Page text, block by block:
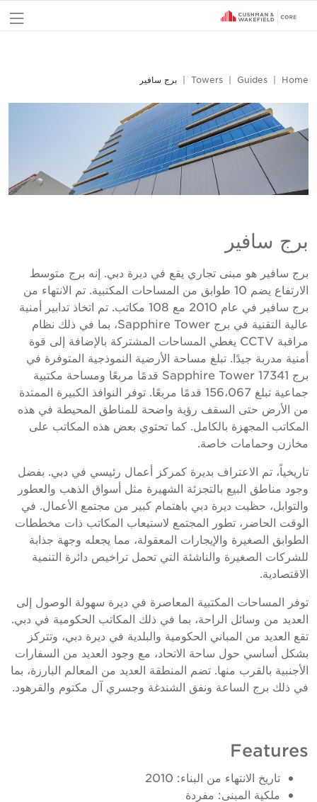
Home
Guides
Towers برج سافير
برج سافير
برج سافير هو مبنى تجاري يقع في ديرة دبي. إنه برج متوسط
الارتفاع يضم 10 طوابق من المساحات المكتبية. تم الانتهاء من
برج سافير في عام 2010 مع 108 مكاتب. تم اتخاذ تدابير أمنية
عالية التقنية في برج Sapphire Tower، بما في ذلك نظام
مراقبة CCTV يغطي المساحات المشتركة بالإضافة إلى قوة
أمنية مدربة جيدًا. تبلغ مساحة الأرضية النموذجية المتوفرة في
برج Sapphire Tower 17341 قدمًا مربعًا ومساحة مكتبية
جماعية تبلغ 156،067 قدمًا مربعًا. توفر النوافذ الكبيرة الممتدة
من الأرض حتى السقف رؤية واضحة للمناطق المحيطة في هذه
المكاتب المجهزة بالكامل. كما تحتوي بعض هذه المكاتب على
مخازن وحمامات خاصة.
تاريخياً، تم الاعتراف بديرة كمركز أعمال رئيسي في دبي. بفضل
وجود مناطق البيع بالتجزئة الشهيرة مثل أسواق الذهب والعطور
والتوابل، حظيت ديرة دبي باهتمام كبير من مجتمع الأعمال. في
الوقت الحاضر، تطور المجتمع لاستيعاب المكاتب ذات مخططات
الطوابق الصغيرة والإيجارات المعقولة، مما يجعله وجهة جذابة
للشركات الصغيرة والناشئة التي تحمل تراخيص دائرة التنمية
الاقتصادية.
توفر المساحات المكتبية المعاصرة في ديرة سهولة الوصول إلى
العديد من وسائل الراحة، بما في ذلك المكاتب الحكومية في دبي.
تقع العديد من المباني الحكومية والبلدية في ديرة دبي، وتتركز
بشكل أساسي حول ساحة الاتحاد، مع وجود العديد من السفارات
الأجنبية بالقرب منها. تضم المنطقة العديد من المعالم البارزة، بما
في ذلك برج الساعة ونفق الشندغة وجسري آل مكتوم والقرهود.
Features
تاريخ الانتهاء من البناء: 2010
ملكية المبنى: مفردة